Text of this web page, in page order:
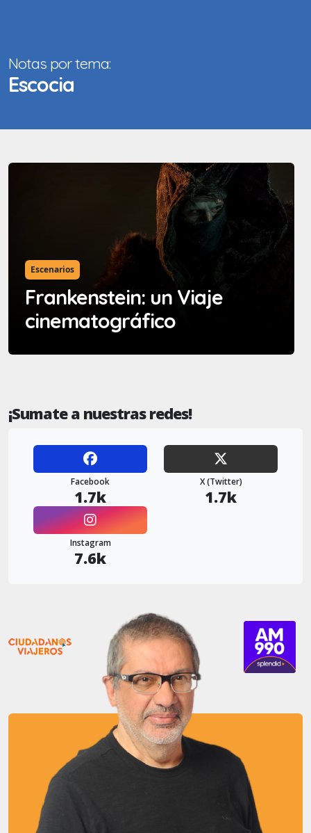
Notas por tema:
Escocia
Escenarios
Frankenstein: un Viaje
cinematográfico
¡Sumate a nuestras redes!
Facebook
1.7k
X (Twitter)
1.7k
Instagram
7.6k